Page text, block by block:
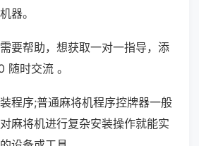
器。
要帮助，想获取一对一指导，添
时交流 。
程序;普通麻将机程序控牌器一般
麻将机进行复杂安装操作就能实